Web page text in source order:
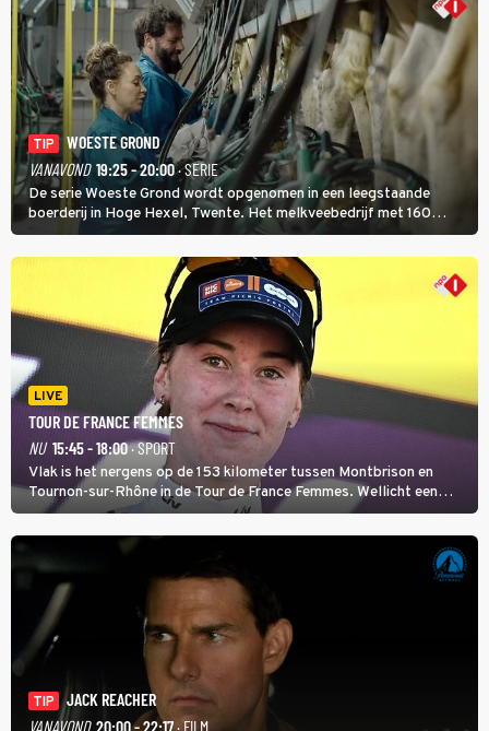
TIP
WOESTE GROND
VANAVOND 19:25 - 20:00· SERIE
De serie Woeste Grond wordt opgenomen in een leegstaande
boerderij in Hoge Hexel, Twente. Het melkveebedrijf met 160
koeien moest sluiten, omdat het dicht bij een Natura 2000-gebied
ligt. In de serie heerst er een gevaarlijke veeziekte.
LIVE
TOUR DE FRANCE FEMMES
NU 15:45 - 18:00· SPORT
Vlak is het nergens op de 153 kilometer tussen Montbrison en
Tournon-sur-Rhône in de Tour de France Femmes. Wellicht een
kans voor Nienke Vinke, die vorig jaar de witte trui won.
TIP
JACK REACHER
VANAVOND 20:00 - 22:17· FILM